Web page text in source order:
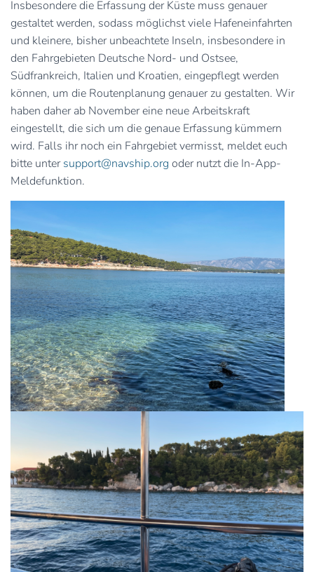
Insbesondere die Erfassung der Küste muss genauer
gestaltet werden, sodass möglichst viele Hafeneinfahrten
und kleinere, bisher unbeachtete Inseln, insbesondere in
den Fahrgebieten Deutsche Nord- und Ostsee,
Südfrankreich, Italien und Kroatien, eingepflegt werden
können, um die Routenplanung genauer zu gestalten. Wir
haben daher ab November eine neue Arbeitskraft
eingestellt, die sich um die genaue Erfassung kümmern
wird. Falls ihr noch ein Fahrgebiet vermisst, meldet euch
bitte untersupport@navship.org oder nutzt die In-App-
Meldefunktion.